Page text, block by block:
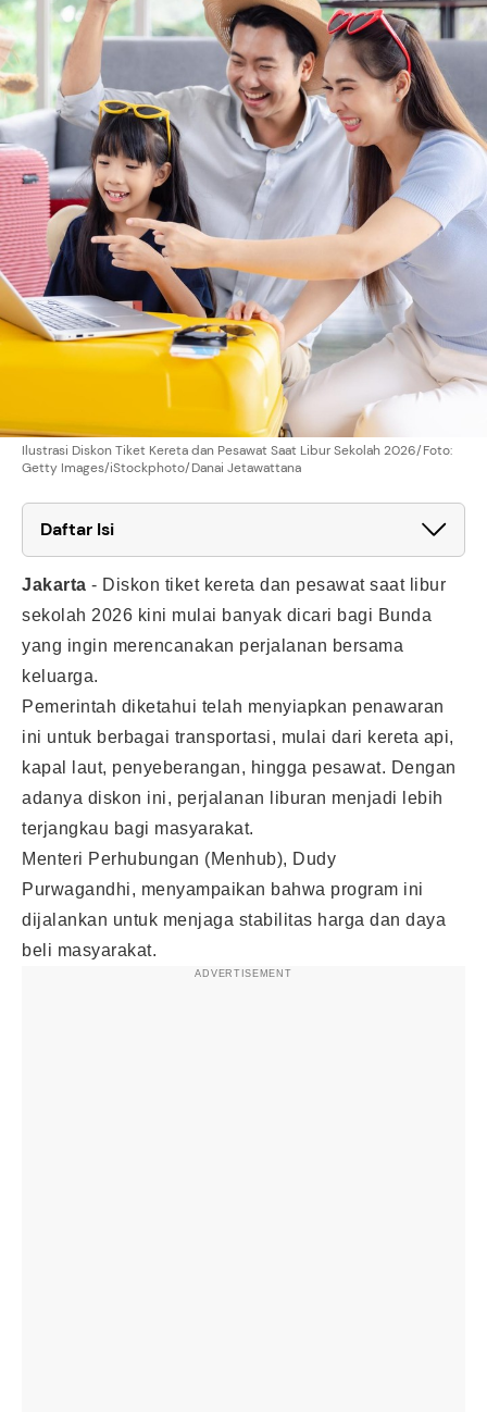
Ilustrasi Diskon Tiket Kereta dan Pesawat Saat Libur Sekolah 2026/Foto:
Getty Images/iStockphoto/Danai Jetawattana
Daftar Isi
Jakarta - Diskon tiket kereta dan pesawat saat libur
sekolah 2026 kini mulai banyak dicari bagi Bunda
yang ingin merencanakan perjalanan bersama
keluarga.
Pemerintah diketahui telah menyiapkan penawaran
ini untuk berbagai transportasi, mulai dari kereta api,
kapal laut, penyeberangan, hingga pesawat. Dengan
adanya diskon ini, perjalanan liburan menjadi lebih
terjangkau bagi masyarakat.
Menteri Perhubungan (Menhub), Dudy
Purwagandhi, menyampaikan bahwa program ini
dijalankan untuk menjaga stabilitas harga dan daya
beli masyarakat.
ADVERTISEMENT